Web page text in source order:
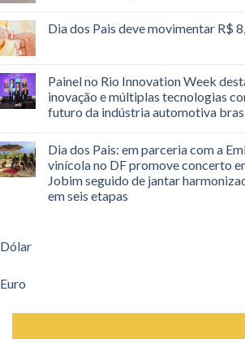
Dia dos Pais deve movimentar R$
Painel no Rio Innovation Week
inovação e múltiplas tecnologias
futuro da indústria automotiva
Dia dos Pais: em parceria com a
vinícola no DF promove concerto
Jobim seguido de jantar
em seis etapas
Dólar
Euro